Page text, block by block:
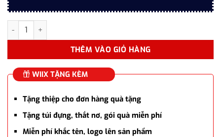
Bộ quà tặng bút ký Parker IM RITUALS GREY CT-2203860 kèm
THÊM VÀO GIỎ HÀNG
WIIX TẶNG KÈM
Tặng thiệp cho đơn hàng quà tặng
Tặng túi đựng, thắt nơ, gói quà miễn phí
Miễn phí khắc tên, logo lên sản phẩm